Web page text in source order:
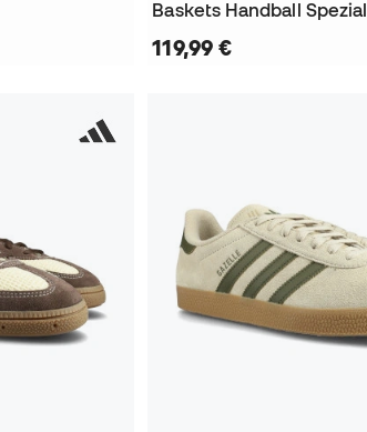
Baskets Handball Spezial
119,99 €